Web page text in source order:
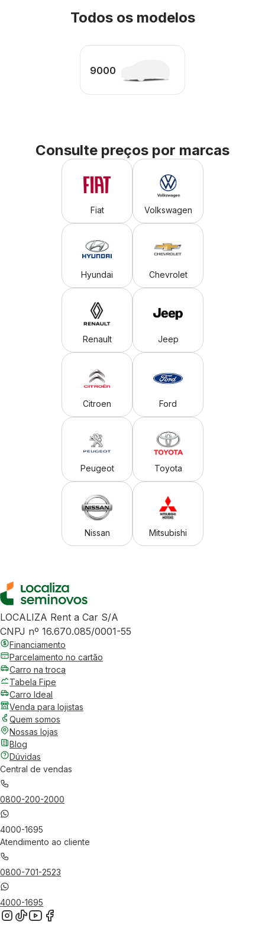
Todos os modelos
9000
Consulte preços por marcas
Fiat Volkswagen
Hyundai Chevrolet
Renault Jeep
Citroen Ford
Peugeot Toyota
Nissan Mitsubishi
LOCALIZA Rent a Car S/A
CNPJ nº 16.670.085/0001-55
Financiamento
Parcelamento no cartão
Carro na troca
Tabela Fipe
Carro Ideal
Venda para lojistas
Quem somos
Nossas lojas
Blog
Dúvidas
Central de vendas
0800-200-2000
4000-1695
Atendimento ao cliente
0800-701-2523
4000-1695